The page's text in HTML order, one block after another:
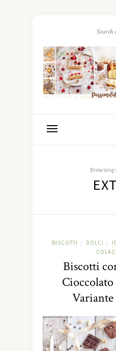
Browsing
BISCOTTI / DOLCI /
Biscotti
Variante